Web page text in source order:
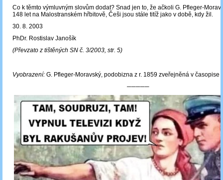
Co k těmto výmluvným slovům dodat? Snad jen to, že ačkoli G. Pfleger-
148 let na Malostranském hřbitově, Češi jsou stále titíž jako v době, kdy žil.
30. 8. 2003
PhDr. Rostislav Janošík
(Převzato z tištěných SN č. 3/2003, str. 5)
Vyobrazení: G. Pfleger-Moravský, podobizna z r. 1859 zveřejněná v časopise
─────